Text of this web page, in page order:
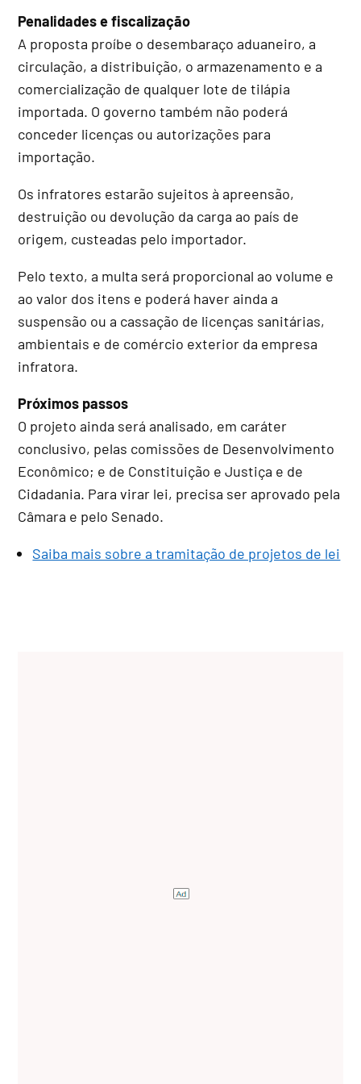
Penalidades e fiscalização
A proposta proíbe o desembaraço aduaneiro, a
circulação, a distribuição, o armazenamento e a
comercialização de qualquer lote de tilápia
importada. O governo também não poderá
conceder licenças ou autorizações para
importação.
Os infratores estarão sujeitos à apreensão,
destruição ou devolução da carga ao país de
origem, custeadas pelo importador.
Pelo texto, a multa será proporcional ao volume e
ao valor dos itens e poderá haver ainda a
suspensão ou a cassação de licenças sanitárias,
ambientais e de comércio exterior da empresa
infratora.
Próximos passos
O projeto ainda será analisado, em caráter
conclusivo, pelas comissões de Desenvolvimento
Econômico; e de Constituição e Justiça e de
Cidadania. Para virar lei, precisa ser aprovado pela
Câmara e pelo Senado.
Saiba mais sobre a tramitação de projetos de lei